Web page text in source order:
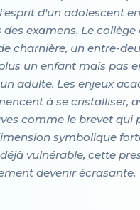
d'un adolescent
des examens. Le collège
charnière, un entre-
un enfant mais pas
adulte. Les enjeux
à se cristalliser,
comme le brevet qui
symbolique
vulnérable, cette
devenir écrasante.